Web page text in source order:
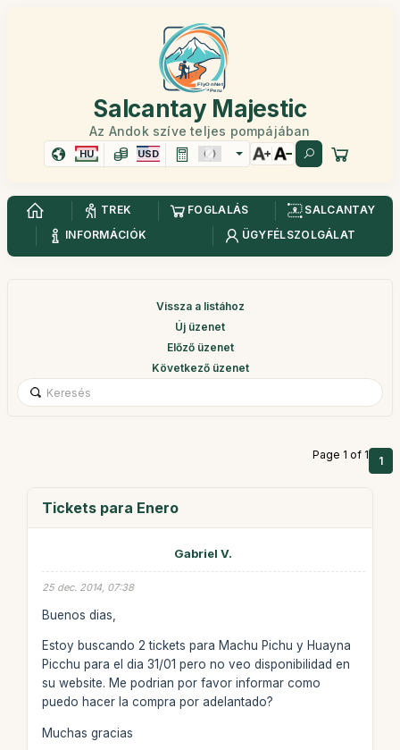
Salcantay Majestic
Az Andok szíve teljes pompájában
HU USD
TREK FOGLALÁS
SALCANTAY
INFORMÁCIÓK
ÜGYFÉLSZOLGÁLAT
Vissza a listához
Új üzenet
Előző üzenet
Következő üzenet
Page 1 of 1 1
Tickets para Enero
Gabriel V.
25 dec. 2014, 07:38
Buenos dias,
Estoy buscando 2 tickets para Machu Pichu y Huayna
Picchu para el dia 31/01 pero no veo disponibilidad en
su website. Me podrian por favor informar como
puedo hacer la compra por adelantado?
Muchas gracias